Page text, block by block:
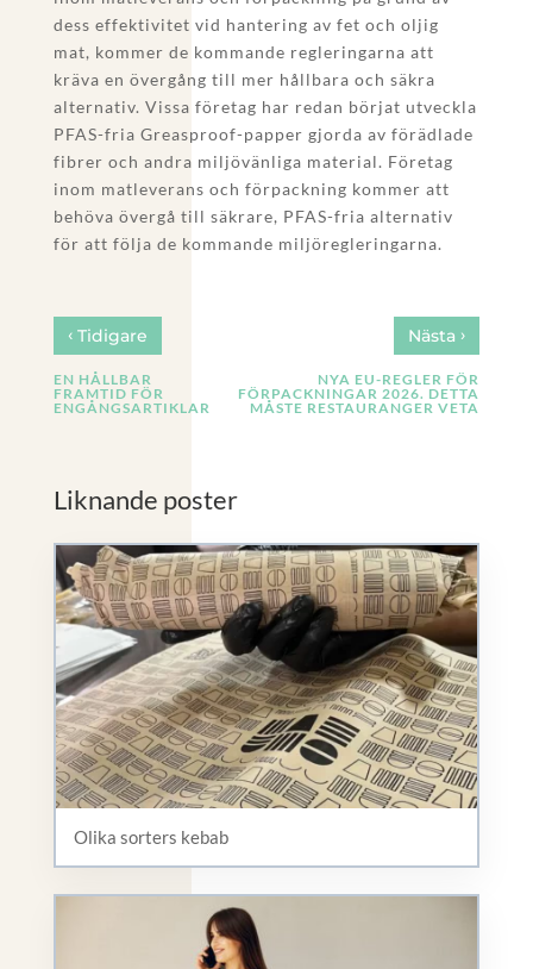
dess effektivitet vid hantering av fet och oljig
mat, kommer de kommande regleringarna att
kräva en övergång till mer hållbara och säkra
alternativ. Vissa företag har redan börjat utveckla
PFAS-fria Greasproof-papper gjorda av förädlade
fibrer och andra miljövänliga material. Företag
inom matleverans och förpackning kommer att
behöva övergå till säkrare, PFAS-fria alternativ
för att följa de kommande miljöregleringarna.
‹Tidigare
EN HÅLLBAR
FRAMTID FÖR
ENGÅNGSARTIKLAR
Nästa›
NYA EU-REGLER FÖR
FÖRPACKNINGAR 2026. DETTA
MÅSTE RESTAURANGER VETA
Liknande poster
Olika sorters kebab